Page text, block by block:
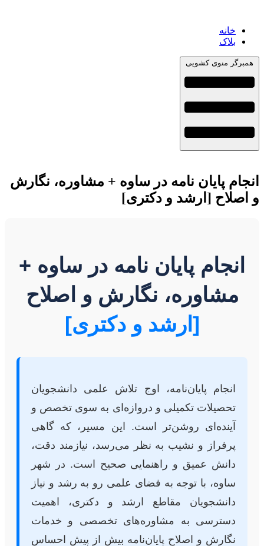
خانه
بلاک
همبرگر منوی کشویی
انجام پایان نامه در ساوه + مشاوره، نگارش
و اصلاح [ارشد و دکتری]
انجام پایان نامه در ساوه +
مشاوره، نگارش و اصلاح
[ارشد و دکتری]
انجام پایان‌نامه، اوج تلاش علمی دانشجویان
تحصیلات تکمیلی و دروازه‌ای به سوی تخصص و
آینده‌ای روشن‌تر است. این مسیر، که گاهی
پرفراز و نشیب به نظر می‌رسد، نیازمند دقت،
دانش عمیق و راهنمایی صحیح است. در شهر
ساوه، با توجه به فضای علمی رو به رشد و نیاز
دانشجویان مقاطع ارشد و دکتری، اهمیت
دسترسی به مشاوره‌های تخصصی و خدمات
نگارش و اصلاح پایان‌نامه بیش از پیش احساس